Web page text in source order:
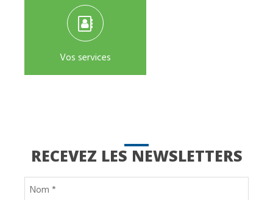
Vos services
RECEVEZ LES NEWSLETTERS